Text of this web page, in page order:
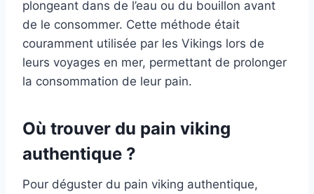
plongeant dans de l’eau ou du bouillon avant
de le consommer. Cette méthode était
couramment utilisée par les Vikings lors de
leurs voyages en mer, permettant de prolonger
la consommation de leur pain.
Où trouver du pain viking
authentique ?
Pour déguster du pain viking authentique,